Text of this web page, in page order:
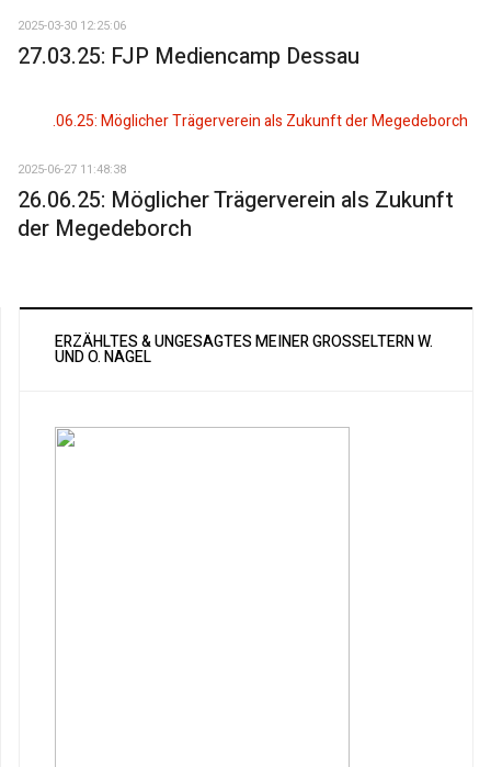
2025-03-30 12:25:06
27.03.25: FJP Mediencamp Dessau
2025-06-27 11:48:38
26.06.25: Möglicher Trägerverein als Zukunft
der Megedeborch
ERZÄHLTES & UNGESAGTES MEINER GROSSELTERN W. U
ND O. NAGEL